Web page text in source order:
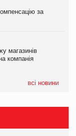
за
магазинів
компанія
всі новини
вироби на
шоколаду
за
за квартал